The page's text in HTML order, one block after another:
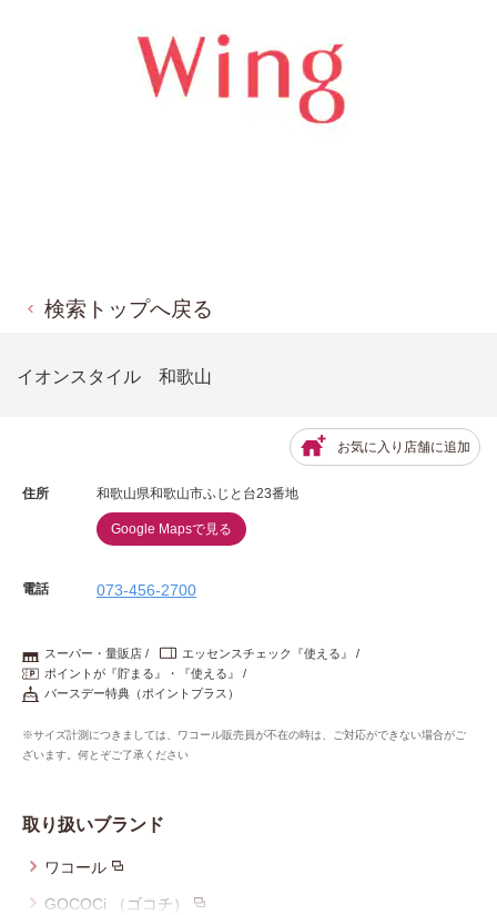
検索トップへ戻る
イオンスタイル 和歌山
お気に入り店舗に追加
住所 和歌山県和歌山市ふじと台23番地
Google Mapsで見る
電話 073-456-2700
スーパー・量販店
エッセンスチェック『使える』
ポイントが『貯まる』・『使える』
バースデー特典（ポイントプラス）
※サイズ計測につきましては、ワコール販売員が不在の時は、ご対応ができない場合がご
ざいます。何とぞご了承ください
取り扱いブランド
ワコール
GOCOCi （ゴコチ）